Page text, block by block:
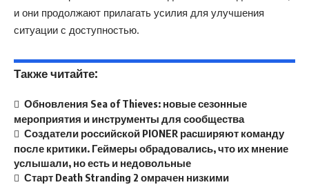
и они продолжают прилагать усилия для улучшения
ситуации с доступностью.
Также читайте:
Обновления Sea of Thieves: новые сезонные
мероприятия и инструменты для сообщества
Создатели российской PIONER расширяют команду
после критики. Геймеры обрадовались, что их мнение
услышали, но есть и недовольные
Старт Death Stranding 2 омрачен низкими